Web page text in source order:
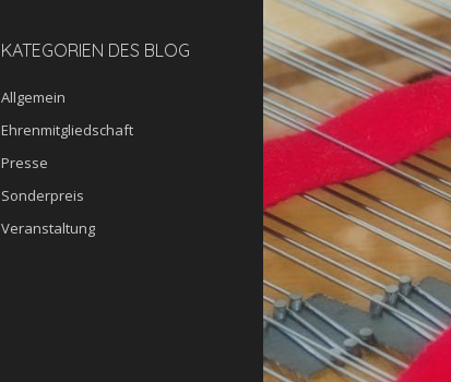
KATEGORIEN DES BLOG
Allgemein
Ehrenmitgliedschaft
Presse
Sonderpreis
Veranstaltung